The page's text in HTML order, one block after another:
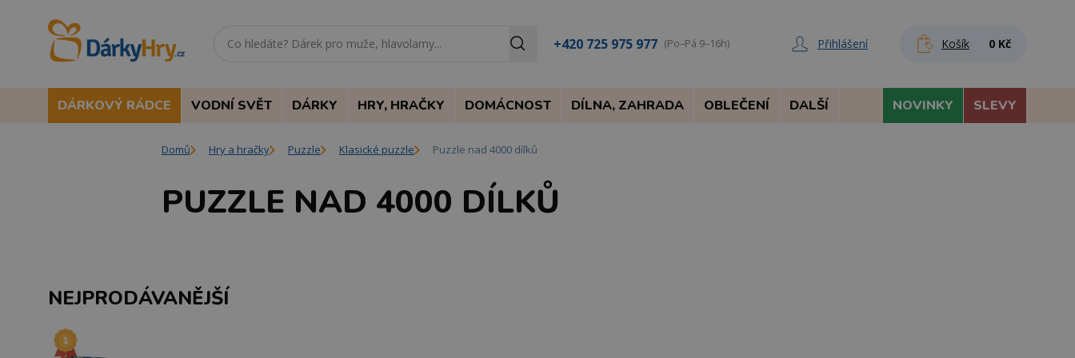
+420 725 975 977 (Po–Pá 9–16h) Přihlášení Košík 0 Kč
DÁRKOVÝ RÁDCE VODNÍ SVĚT DÁRKY HRY, HRAČKY DOMÁCNOST DÍLNA, ZAHRADA OBLEČENÍ DALŠÍ NOVINKY SLEVY
Domů Hry a hračky Puzzle Klasické puzzle Puzzle nad 4000 dílků
PUZZLE NAD 4000 DÍLKŮ
NEJPRODÁVANĚJŠÍ